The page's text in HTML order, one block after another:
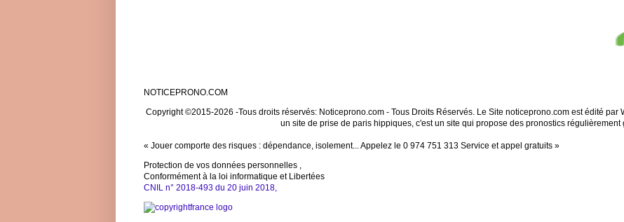
NOTICEPRONO.COM
Copyright ©2015-2026 -Tous droits réservés: Noticeprono.com - Tous Droits Réservés. Le Site noticeprono.com est édité
un site de prise de paris hippiques, c'est un site qui propose des pronostics régulièrement
« Jouer comporte des risques : dépendance, isolement... Appelez le 0 974 751 313 Service et appel gratuits »
Protection de vos données personnelles ,
Conformément à la loi informatique et Libertées
CNIL n° 2018-493 du 20 juin 2018,